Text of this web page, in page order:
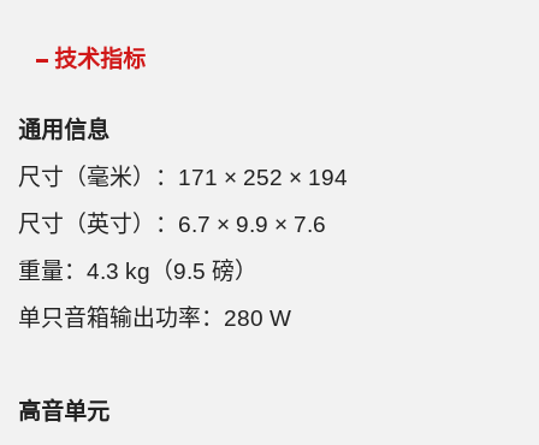
技术指标
通用信息
尺寸（毫米）：171 × 252 × 194
尺寸（英寸）：6.7 × 9.9 × 7.6
重量：4.3 kg（9.5 磅）
单只音箱输出功率：280 W
高音单元